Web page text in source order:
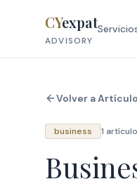
CYexpat
ADVISORY
Volver a
business 1 artículo